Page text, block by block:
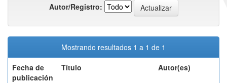
Autor/Registro:
Mostrando resultados 1 a 1 de 1
Fecha de
publicación
Título Autor(es)